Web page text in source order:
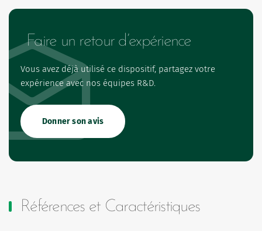
Faire un retour d’expérience
Vous avez déjà utilisé ce dispositif, partagez votre
expérience avec nos équipes R&D.
Donner son avis
Références et Caractéristiques